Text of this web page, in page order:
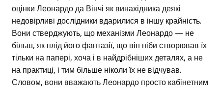
оцінки Леонардо да Вінчі як винахідника деякі
недовірливі дослідники вдарилися в іншу крайність.
Вони стверджують, що механізми Леонардо — не
більш, як плід його фантазії, що він ніби створював їх
тільки на папері, хоча і в найдрібніших деталях, а не
на практиці, і тим більше ніколи їх не відчував.
Словом, вони вважають Леонардо просто кабінетним